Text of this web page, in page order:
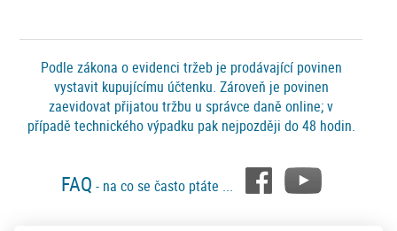
Podle zákona o evidenci tržeb je prodávající povinen
vystavit kupujícímu účtenku. Zároveň je povinen
zaevidovat přijatou tržbu u správce daně online; v
případě technického výpadku pak nejpozději do 48 hodin.
FAQ - na co se často ptáte ...